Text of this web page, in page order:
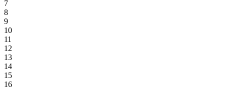
7
8
9
10
11
12
13
14
15
16